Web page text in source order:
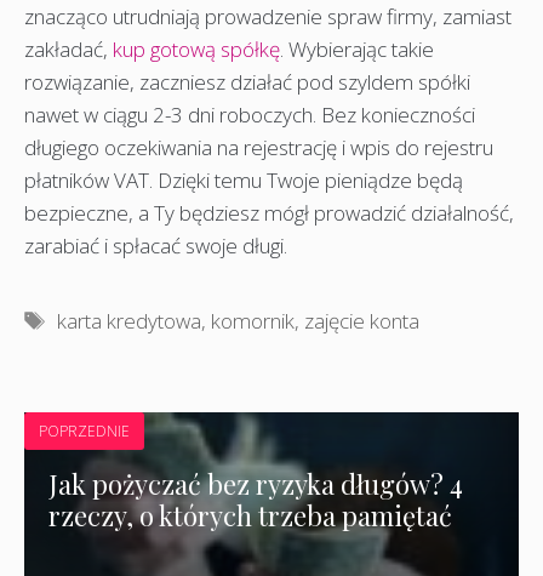
znacząco utrudniają prowadzenie spraw firmy, zamiast
zakładać, kup gotową spółkę . Wybierając takie
rozwiązanie, zaczniesz działać pod szyldem spółki
nawet w ciągu 2-3 dni roboczych. Bez konieczności
długiego oczekiwania na rejestrację i wpis do rejestru
płatników VAT. Dzięki temu Twoje pieniądze będą
bezpieczne, a Ty będziesz mógł prowadzić działalność,
zarabiać i spłacać swoje długi.
Tagi
karta kredytowa, komornik, zajęcie konta
POPRZEDNIE
Jak pożyczać bez ryzyka długów? 4
rzeczy, o których trzeba pamiętać